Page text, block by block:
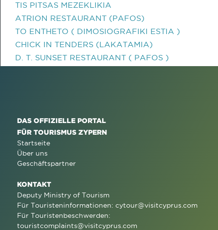
TIS PITSAS MEZEKLIKIA
ATRION RESTAURANT (PAFOS)
TO ENTHETO ( DIMOSIOGRAFIKI ESTIA )
CHICK IN TENDERS (LAKATAMIA)
D. T. SUNSET RESTAURANT ( PAFOS )
DAS OFFIZIELLE PORTAL
FÜR TOURISMUS ZYPERN
Startseite
Über uns
Geschäftspartner
KONTAKT
Deputy Ministry of Tourism
Für Touristeninformationen: cytour@visitcyprus.com
Für Touristenbeschwerden:
touristcomplaints@visitcyprus.com